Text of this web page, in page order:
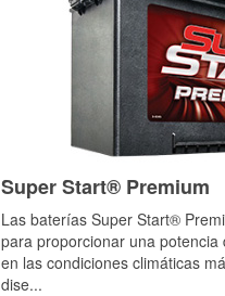
Super Start® Premium
Las baterías Super Start®
para proporcionar una
en las condiciones climáticas
dise...